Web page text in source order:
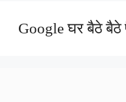
Google घर बैठे